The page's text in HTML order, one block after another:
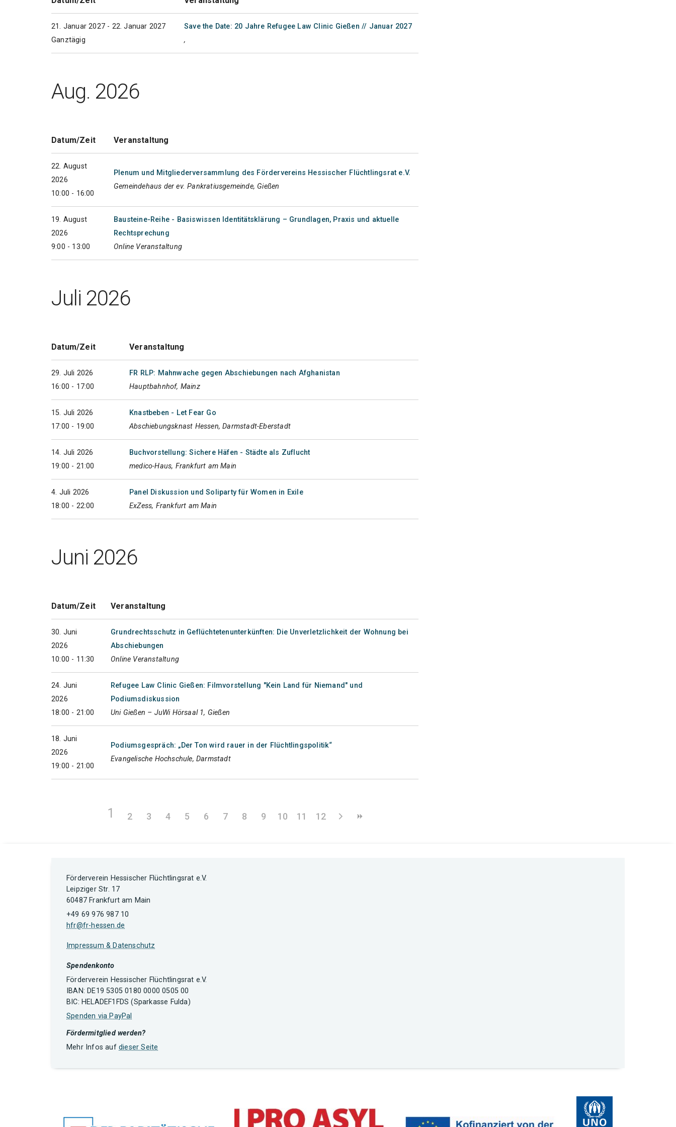
21. Januar 2027 - 22. Januar 2027
Ganztägig
Save the Date: 20 Jahre Refugee Law Clinic Gießen // Januar 2027
,
Aug. 2026
Datum/Zeit Veranstaltung
22. August
2026
10:00 - 16:00
Plenum und Mitgliederversammlung des Fördervereins Hessischer Flüchtlingsrat e.V.
Gemeindehaus der ev. Pankratiusgemeinde, Gießen
19. August
2026
9:00 - 13:00
Bausteine-Reihe - Basiswissen Identitätsklärung – Grundlagen, Praxis und aktuelle
Rechtsprechung
Online Veranstaltung
Juli 2026
Datum/Zeit Veranstaltung
29. Juli 2026
16:00 - 17:00
FR RLP: Mahnwache gegen Abschiebungen nach Afghanistan
Hauptbahnhof, Mainz
15. Juli 2026
17:00 - 19:00
Knastbeben - Let Fear Go
Abschiebungsknast Hessen, Darmstadt-Eberstadt
14. Juli 2026
19:00 - 21:00
Buchvorstellung: Sichere Häfen - Städte als Zuflucht
medico-Haus, Frankfurt am Main
4. Juli 2026
18:00 - 22:00
Panel Diskussion und Soliparty für Women in Exile
ExZess, Frankfurt am Main
Juni 2026
Datum/Zeit Veranstaltung
30. Juni
2026
10:00 - 11:30
Grundrechtsschutz in Geflüchtetenunterkünften: Die Unverletzlichkeit der Wohnung bei
Abschiebungen
Online Veranstaltung
24. Juni
2026
18:00 - 21:00
Refugee Law Clinic Gießen: Filmvorstellung "Kein Land für Niemand" und
Podiumsdiskussion
Uni Gießen – JuWi Hörsaal 1, Gießen
18. Juni
2026
19:00 - 21:00
Podiumsgespräch: „Der Ton wird rauer in der Flüchtlingspolitik“
Evangelische Hochschule, Darmstadt
1 2 3 4 5 6 7 8 9 10 11 12
Förderverein Hessischer Flüchtlingsrat e.V.
Leipziger Str. 17
60487 Frankfurt am Main
+49 69 976 987 10
hfr@fr-hessen.de
Impressum & Datenschutz
Spendenkonto
Förderverein Hessischer Flüchtlingsrat e.V.
IBAN: DE19 5305 0180 0000 0505 00
BIC: HELADEF1FDS (Sparkasse Fulda)
Spenden via PayPal
Fördermitglied werden?
Mehr Infos auf dieser Seite